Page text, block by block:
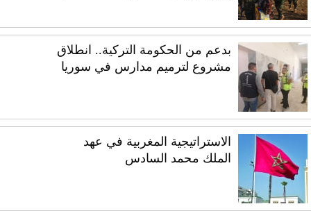
بدعم من الحكومة التركية.. انطلاق
مشروع لترميم مدارس في سوريا
الاستراتيجية المغربية في عهد
الملك محمد السادس